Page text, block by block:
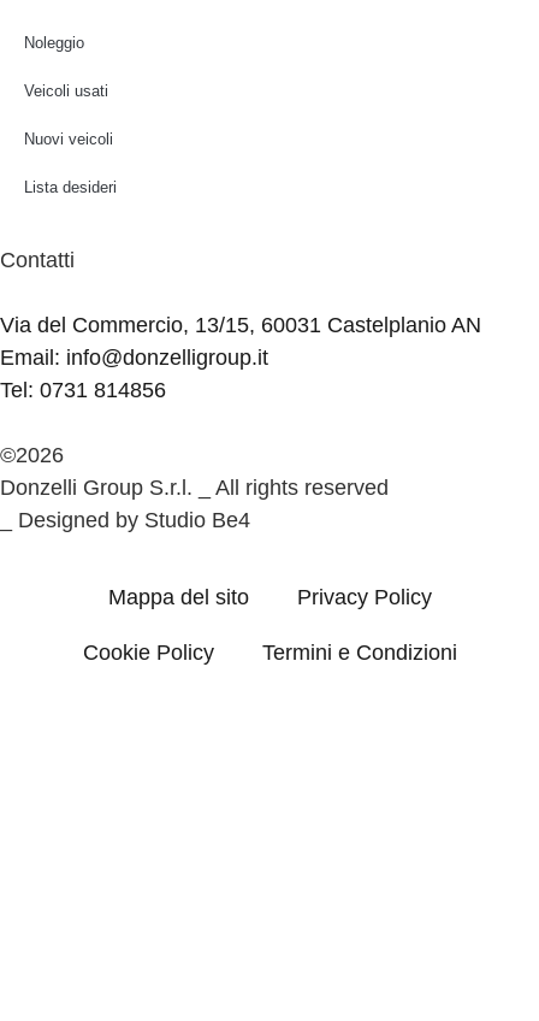
Noleggio
Veicoli usati
Nuovi veicoli
Lista desideri
Contatti
Via del Commercio, 13/15, 60031 Castelplanio AN
Email: info@donzelligroup.it
Tel: 0731 814856
©2026
Donzelli Group S.r.l. _ All rights reserved
_ Designed by Studio Be4
Mappa del sito Privacy Policy
Cookie Policy Termini e Condizioni